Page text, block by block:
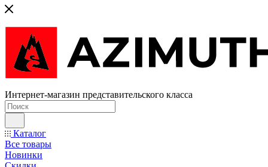
Интернет-магазин представительского класса
Каталог
Все товары
Новинки